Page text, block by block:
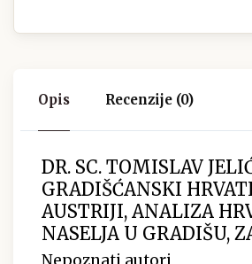
Opis Recenzije (0)
DR. SC. TOMISLAV
GRADIŠĆANSKI
AUSTRIJI, ANALIZA
NASELJA U GRADIŠU,